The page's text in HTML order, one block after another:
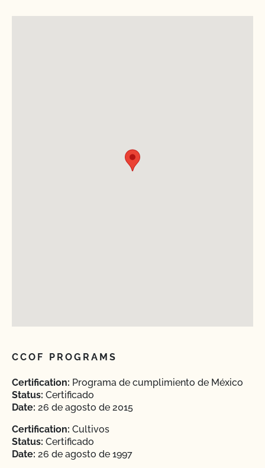
CCOF PROGRAMS
Certification: Programa de cumplimiento de México
Status: Certificado
Date: 26 de agosto de 2015
Certification: Cultivos
Status: Certificado
Date: 26 de agosto de 1997